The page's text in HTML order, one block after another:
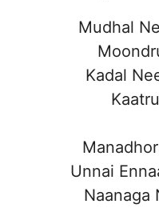
Mudhal
Kadal
Unnai
Naanaga